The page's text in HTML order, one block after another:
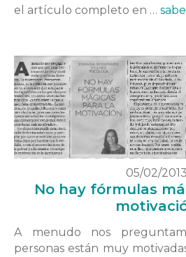
el artículo completo en …
05/02/2013
No hay fórmulas
A menudo nos
personas están muy